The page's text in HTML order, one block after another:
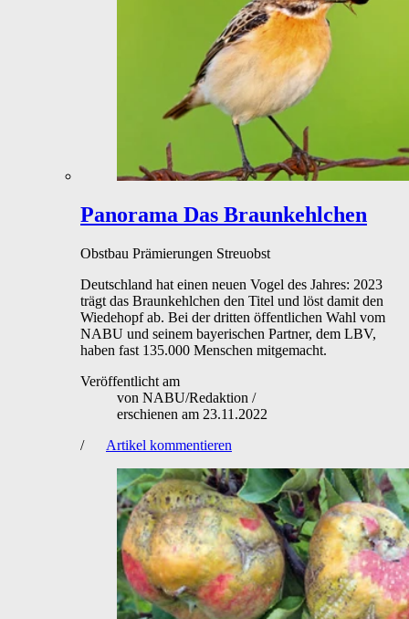
Panorama Das Braunkehlchen
Obstbau Prämierungen Streuobst
Deutschland hat einen neuen Vogel des Jahres: 2023
trägt das Braunkehlchen den Titel und löst damit den
Wiedehopf ab. Bei der dritten öffentlichen Wahl vom
NABU und seinem bayerischen Partner, dem LBV,
haben fast 135.000 Menschen mitgemacht.
Veröffentlicht am
von NABU/Redaktion /
erschienen am 23.11.2022
/
Artikel kommentieren